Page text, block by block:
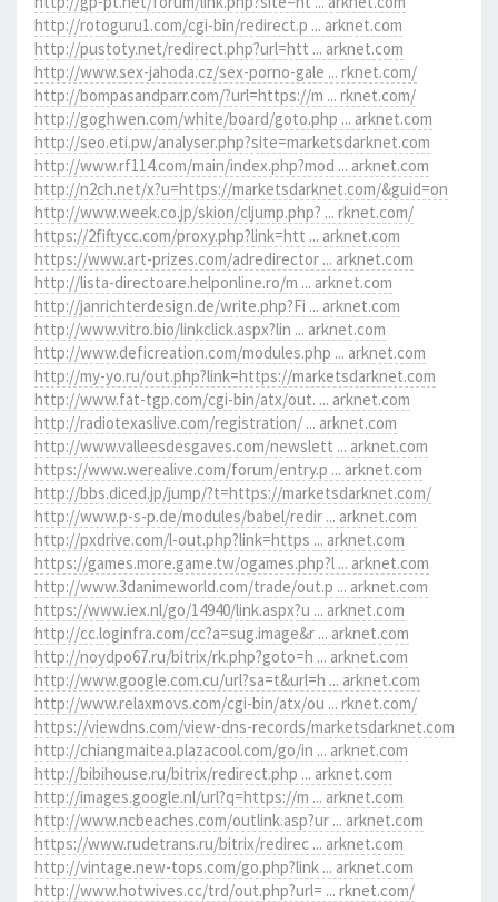
http://rotoguru1.com/cgi-bin/redirect.p ... arknet.com
http://pustoty.net/redirect.php?url=htt ... arknet.com
http://www.sex-jahoda.cz/sex-porno-gale ... rknet.com/
http://bompasandparr.com/?url=https://m ... rknet.com/
http://goghwen.com/white/board/goto.php ... arknet.com
http://seo.eti.pw/analyser.php?site=marketsdarknet.com
http://www.rf114.com/main/index.php?mod ... arknet.com
http://n2ch.net/x?u=https://marketsdarknet.com/&guid=on
http://www.week.co.jp/skion/cljump.php? ... rknet.com/
https://2fiftycc.com/proxy.php?link=htt ... arknet.com
https://www.art-prizes.com/adredirector ... arknet.com
http://lista-directoare.helponline.ro/m ... arknet.com
http://janrichterdesign.de/write.php?Fi ... arknet.com
http://www.vitro.bio/linkclick.aspx?lin ... arknet.com
http://www.deficreation.com/modules.php ... arknet.com
http://my-yo.ru/out.php?link=https://marketsdarknet.com
http://www.fat-tgp.com/cgi-bin/atx/out. ... arknet.com
http://radiotexaslive.com/registration/ ... arknet.com
http://www.valleesdesgaves.com/newslett ... arknet.com
https://www.werealive.com/forum/entry.p ... arknet.com
http://bbs.diced.jp/jump/?t=https://marketsdarknet.com/
http://www.p-s-p.de/modules/babel/redir ... arknet.com
http://pxdrive.com/l-out.php?link=https ... arknet.com
https://games.more.game.tw/ogames.php?l ... arknet.com
http://www.3danimeworld.com/trade/out.p ... arknet.com
https://www.iex.nl/go/14940/link.aspx?u ... arknet.com
http://cc.loginfra.com/cc?a=sug.image&r ... arknet.com
http://noydpo67.ru/bitrix/rk.php?goto=h ... arknet.com
http://www.google.com.cu/url?sa=t&url=h ... arknet.com
http://www.relaxmovs.com/cgi-bin/atx/ou ... rknet.com/
https://viewdns.com/view-dns-records/marketsdarknet.com
http://chiangmaitea.plazacool.com/go/in ... arknet.com
http://bibihouse.ru/bitrix/redirect.php ... arknet.com
http://images.google.nl/url?q=https://m ... arknet.com
http://www.ncbeaches.com/outlink.asp?ur ... arknet.com
https://www.rudetrans.ru/bitrix/redirec ... arknet.com
http://vintage.new-tops.com/go.php?link ... arknet.com
http://www.hotwives.cc/trd/out.php?url= ... rknet.com/